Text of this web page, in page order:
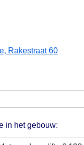
Rakestraat 60
in het gebouw: